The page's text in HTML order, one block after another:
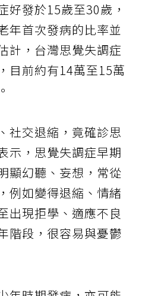
好發於15歲至30歲，
年首次發病的比率並
計，台灣思覺失調症
目前約有14萬至15萬
社交退縮，竟確診思
示，思覺失調症早期
顯幻聽、妄想，常從
例如變得退縮、情緒
出現拒學、適應不良
階段，很容易與憂鬱